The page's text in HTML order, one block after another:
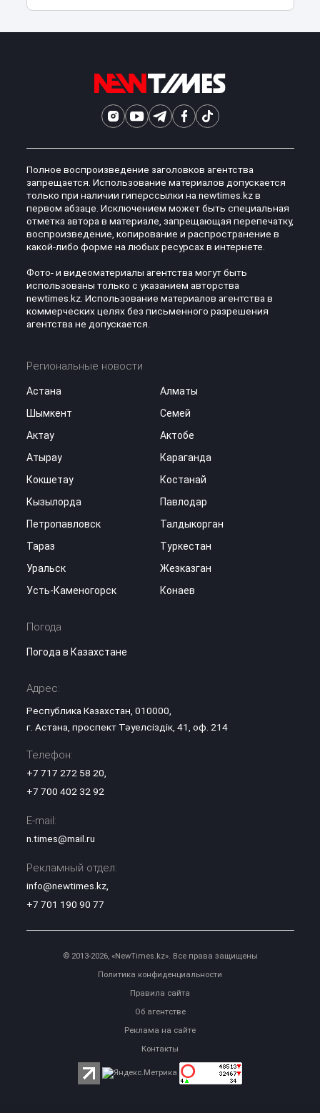
Полное воспроизведение заголовков агентства
запрещается. Использование материалов допускается
только при наличии гиперссылки на newtimes.kz в
первом абзаце. Исключением может быть специальная
отметка автора в материале, запрещающая перепечатку,
воспроизведение, копирование и распространение в
какой-либо форме на любых ресурсах в интернете.
Фото- и видеоматериалы агентства могут быть
использованы только с указанием авторства
newtimes.kz. Использование материалов агентства в
коммерческих целях без письменного разрешения
агентства не допускается.
Региональные новости
Астана
Алматы
Шымкент
Семей
Актау
Актобе
Атырау
Караганда
Кокшетау
Костанай
Кызылорда
Павлодар
Петропавловск
Талдыкорган
Тараз
Туркестан
Уральск
Жезказган
Усть-Каменогорск
Конаев
Погода
Погода в Казахстане
Адрес:
Республика Казахстан, 010000,
г. Астана, проспект Тәуелсіздік, 41, оф. 214
Телефон:
+7 717 272 58 20
+7 700 402 32 92
E-mail:
n.times@mail.ru
Рекламный отдел:
info@newtimes.kz,
+7 701 190 90 77
© 2013-2026, «NewTimes.kz». Все права защищены
Политика конфиденциальности
Правила сайта
Об агентстве
Реклама на сайте
Контакты